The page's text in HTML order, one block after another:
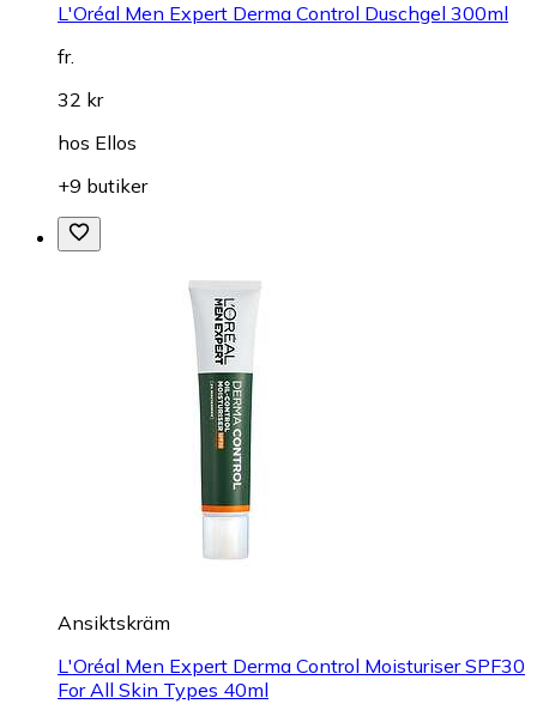
L'Oréal Men Expert Derma Control Duschgel 300ml
fr.
32 kr
hos Ellos
+9 butiker
Ansiktskräm
L'Oréal Men Expert Derma Control Moisturiser SPF30
For All Skin Types 40ml